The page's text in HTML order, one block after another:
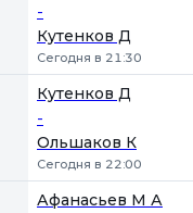
-
Кутенков Д
Сегодня в 21:30
Кутенков Д
-
Ольшаков К
Сегодня в 22:00
Афанасьев М А